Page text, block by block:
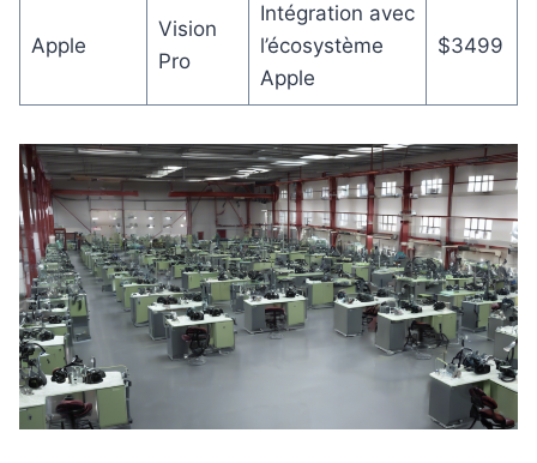
Apple
Vision
Pro
Intégration avec
l’écosystème
Apple
$3499